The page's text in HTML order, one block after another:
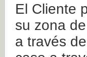
El Cliente
su zona
a través